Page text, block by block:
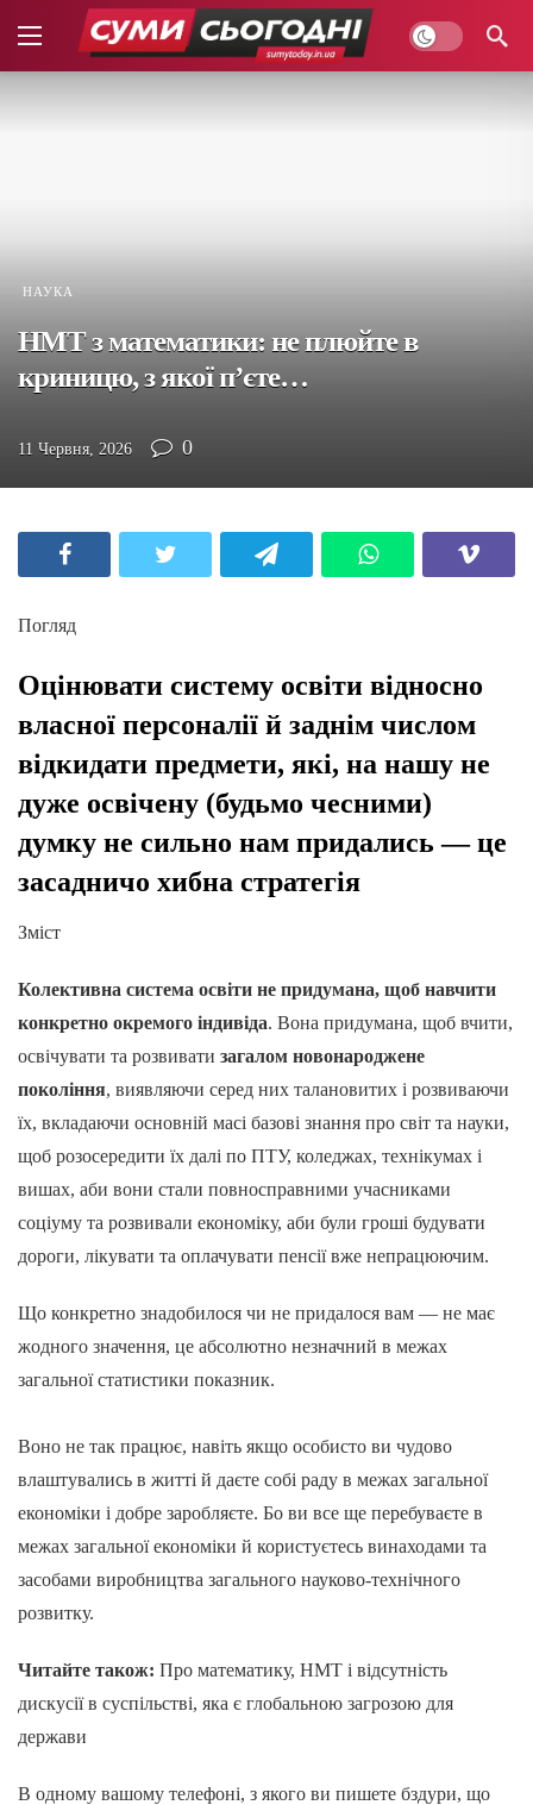
НАУКА
НМТ з математики: не плюйте в
криницю, з якої п’єте…
11 Червня, 2026 0
Погляд
Оцінювати систему освіти відносно
власної персоналії й заднім числом
відкидати предмети, які, на нашу не
дуже освічену (будьмо чесними)
думку не сильно нам придались — це
засадничо хибна стратегія
Зміст
Колективна система освіти не придумана, щоб навчити
конкретно окремого індивіда. Вона придумана, щоб вчити,
освічувати та розвивати загалом новонароджене
покоління, виявляючи серед них талановитих і розвиваючи
їх, вкладаючи основній масі базові знання про світ та науки,
щоб розосередити їх далі по ПТУ, коледжах, технікумах і
вишах, аби вони стали повносправними учасниками
соціуму та розвивали економіку, аби були гроші будувати
дороги, лікувати та оплачувати пенсії вже непрацюючим.
Що конкретно знадобилося чи не придалося вам — не має
жодного значення, це абсолютно незначний в межах
загальної статистики показник.
Воно не так працює, навіть якщо особисто ви чудово
влаштувались в житті й даєте собі раду в межах загальної
економіки і добре заробляєте. Бо ви все ще перебуваєте в
межах загальної економіки й користуєтесь винаходами та
засобами виробництва загального науково-технічного
розвитку.
Читайте також: Про математику, НМТ і відсутність
дискусії в суспільстві, яка є глобальною загрозою для
держави
В одному вашому телефоні, з якого ви пишете бздури, що